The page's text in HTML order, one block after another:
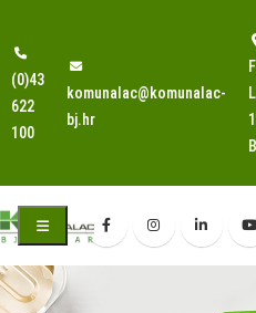
(0)43
622
100
komunalac@komunalac-
bj.hr